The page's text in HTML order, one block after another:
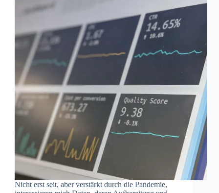
Nicht erst seit, aber verstärkt durch die Pandemie,